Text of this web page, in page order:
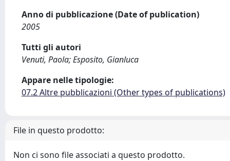
Anno di pubblicazione (Date of publication)
2005
Tutti gli autori
Venuti, Paola; Esposito, Gianluca
Appare nelle tipologie:
07.2 Altre pubblicazioni (Other types of publications)
File in questo prodotto:
Non ci sono file associati a questo prodotto.